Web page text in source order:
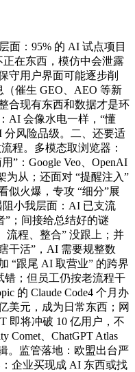
：95% 的 AI 试点项目
在东西，模仿中会泄露
守用户界面可能逐步削
催生 GEO、AEO 等新
合现有东西和数据才是环
AI 会像水电一样，“懂
风险品级。二、还要适
程。多模态取浏览器：
”：Google Veo、OpenAI
为从；还面对 “提醒注入”
似火爆，专攻 “细分”展
小我层面：AI 已支流
”；间接给总结好的谜
流程、整合” 没跟上；并
干活”，AI 需要规整数
“跟尾 AI 取营业” 的跨界
错；但员工仍按老流程干
的 Claude Code4 个月办
美元，成为日常东西；网
即将冲破 10 亿用户，不
Comet、ChatGPT Atlas
。监管落地：欧盟出台严
企业买现成 AI 东西或找